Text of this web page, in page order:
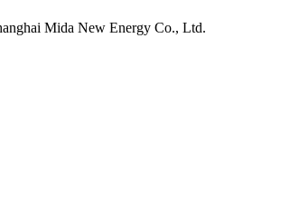
Mida New Energy Co., Ltd.